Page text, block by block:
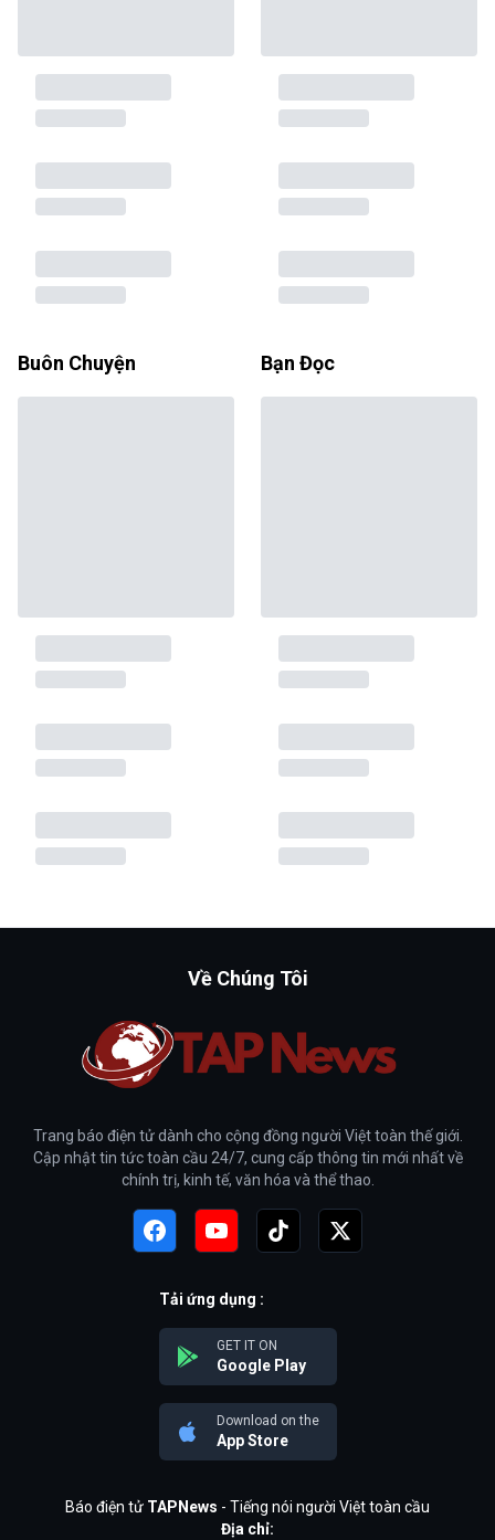
Buôn Chuyện Bạn Đọc
Về Chúng Tôi
Trang báo điện tử dành cho cộng đồng người Việt toàn thế giới.
Cập nhật tin tức toàn cầu 24/7, cung cấp thông tin mới nhất về
chính trị, kinh tế, văn hóa và thể thao.
Tải ứng dụng :
GET IT ON
Google Play
Download on the
App Store
Báo điện tử TAPNews - Tiếng nói người Việt toàn cầu
Địa chỉ: